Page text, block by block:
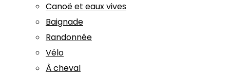
Canoë et eaux vives
Baignade
Randonnée
Vélo
À cheval